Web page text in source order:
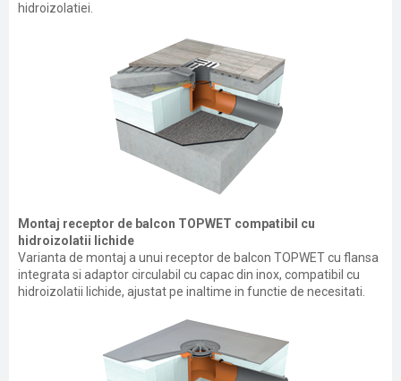
hidroizolatiei.
Montaj receptor de balcon TOPWET compatibil cu
hidroizolatii lichide
Varianta de montaj a unui receptor de balcon TOPWET cu flansa
integrata si adaptor circulabil cu capac din inox, compatibil cu
hidroizolatii lichide, ajustat pe inaltime in functie de necesitati.